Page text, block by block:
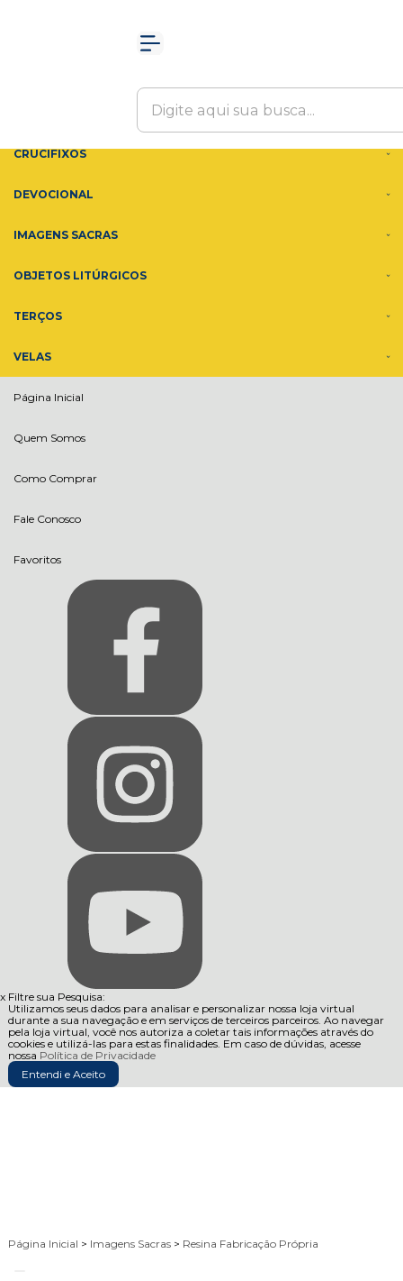
CRUCIFIXOS
DEVOCIONAL
IMAGENS SACRAS
OBJETOS LITÚRGICOS
TERÇOS
VELAS
Página Inicial
Quem Somos
Como Comprar
Fale Conosco
Favoritos
x Filtre sua Pesquisa:
Utilizamos seus dados para analisar e personalizar nossa loja virtual
durante a sua navegação e em serviços de terceiros parceiros. Ao navegar
pela loja virtual, você nos autoriza a coletar tais informações através do
cookies e utilizá-las para estas finalidades. Em caso de dúvidas, acesse
nossa Política de Privacidade
Entendi e Aceito
Página Inicial > Imagens Sacras > Resina Fabricação Própria